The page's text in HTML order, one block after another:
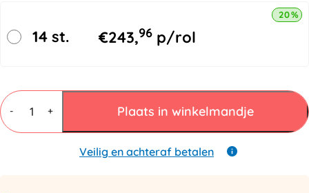
14 st. €243,96 p/rol
20%
-
LDPE
Folie
400cmx50mtr
150my
+ Plaats in winkelmandje
Veilig en achteraf betalen